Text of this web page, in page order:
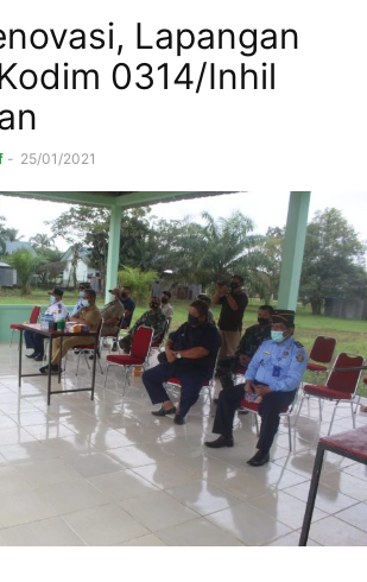
Lapangan
0314/Inhil
- 25/01/2021